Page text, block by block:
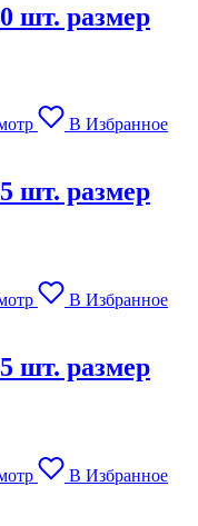
шт. размер
В Избранное
шт. размер
В Избранное
шт. размер
В Избранное